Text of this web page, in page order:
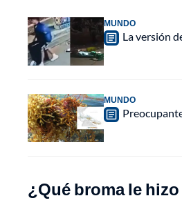
MUNDO
La versión
MUNDO
¿Qué broma le